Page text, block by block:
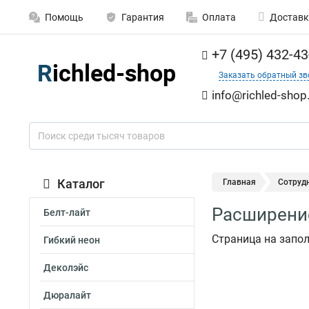
Помощь Гарантия Оплата
+7 (495) 432-
Заказать обратный
info@richled-
Каталог
Белт-лайт
Гибкий неон
Деколэйс
Дюралайт
Главная
Страница на